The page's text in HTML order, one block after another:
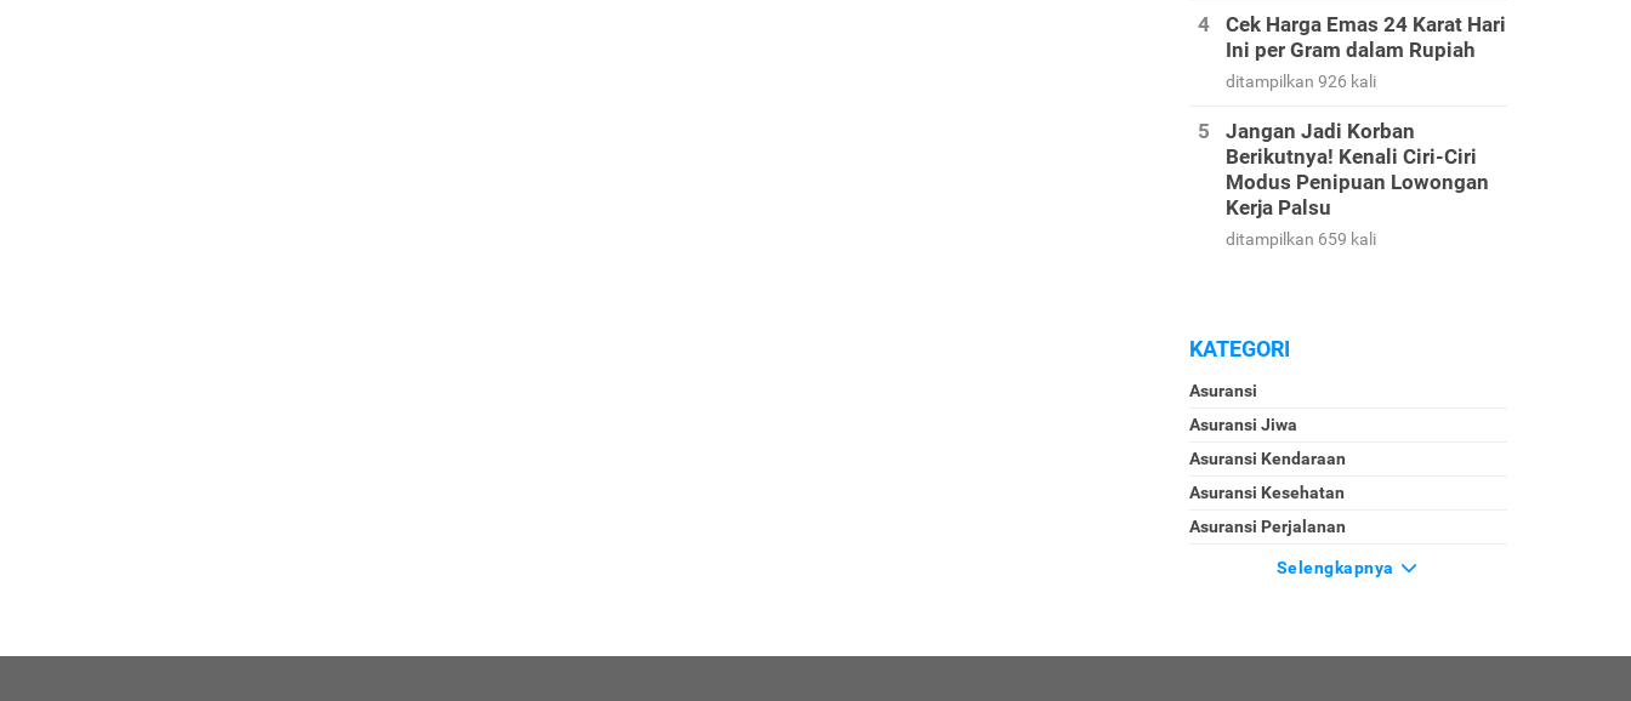
Cek Harga Emas 24 Karat Hari
Ini per Gram dalam Rupiah
ditampilkan 926 kali
Jangan Jadi Korban
Berikutnya! Kenali Ciri-Ciri
Modus Penipuan Lowongan
Kerja Palsu
ditampilkan 659 kali
KATEGORI
Asuransi
Asuransi Jiwa
Asuransi Kendaraan
Asuransi Kesehatan
Asuransi Perjalanan
Selengkapnya